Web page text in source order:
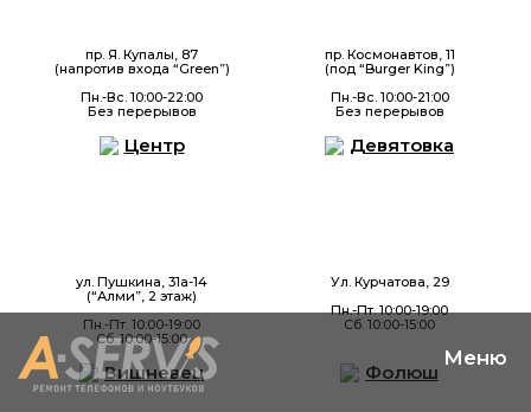
пр. Я. Купалы, 87
(напротив входа “Green”)
Пн.-Вс. 10:00-22:00
Без перерывов
пр. Космонавтов, 11
(под “Burger King”)
Пн.-Вс. 10:00-21:00
Без перерывов
Центр
ул. Пушкина, 31а-14
(“Алми”, 2 этаж)
Пн.-Пт. 10:00-19:00
Сб. 10:00-15:00
Девятовка
Ул. Курчатова, 29
Пн.-Пт. 10:00-19:00
Сб. 10:00-15:00
Вишневец Фолюш